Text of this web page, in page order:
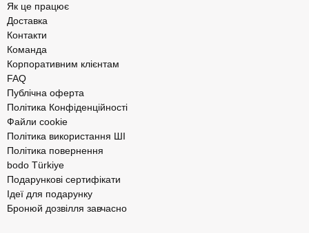
Як це працює
Доставка
Контакти
Команда
Корпоративним клієнтам
FAQ
Публічна оферта
Політика Конфіденційності
Файли cookie
Політика використання ШІ
Політика повернення
bodo Türkiye
Подарункові сертифікати
Ідеї для подарунку
Бронюй дозвілля завчасно